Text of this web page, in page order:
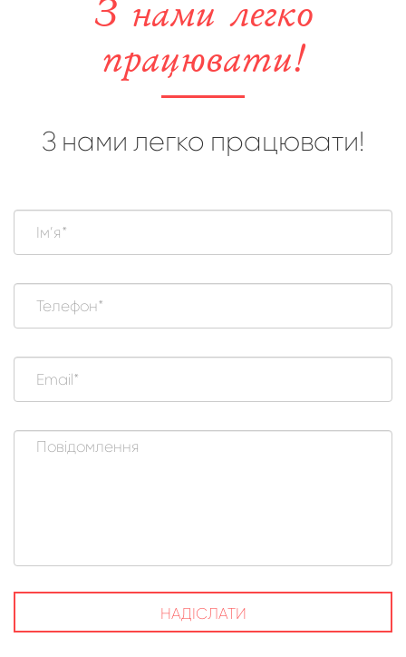
З нами легко
працювати!
З нами легко працювати!
НАДІСЛАТИ